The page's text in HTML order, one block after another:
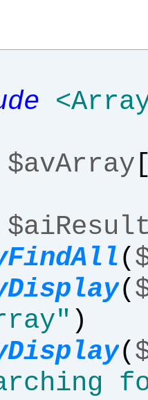
$avArray
(
(
)
(